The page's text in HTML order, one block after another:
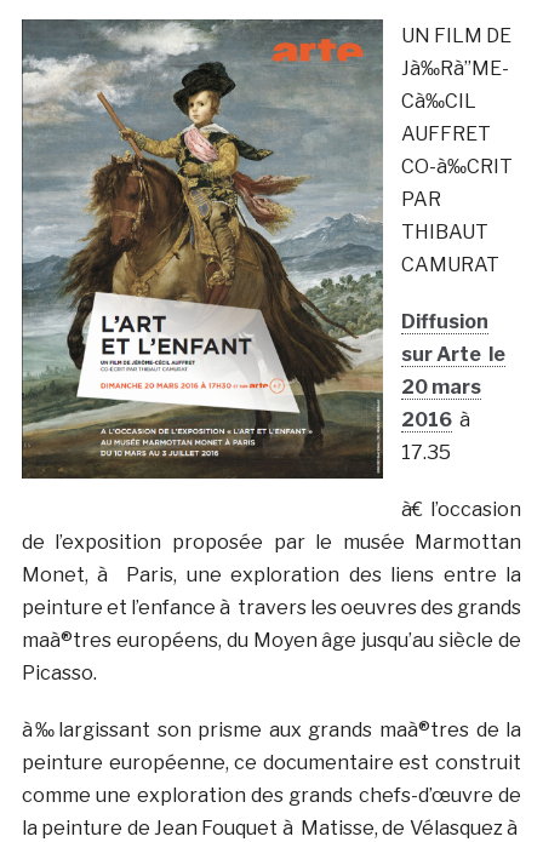
UN FILM DE
Jà‰Rà”ME-
Cà‰CIL
AUFFRET
CO-à‰CRIT
PAR
THIBAUT
CAMURAT
Diffusion
sur Arte le
20 mars
2016à
17.35
à€ l’occasion
de l’exposition proposée par le musée Marmottan
Monet, à Paris, une exploration des liens entre la
peinture et l’enfance à travers les oeuvres des grands
maà®tres européens, du Moyen âge jusqu’au siècle de
Picasso.
à‰largissant son prisme aux grands maà®tres de la
peinture européenne, ce documentaire est construit
comme une exploration des grands chefs-d’œuvre de
la peinture de Jean Fouquet à Matisse, de Vélasquez à